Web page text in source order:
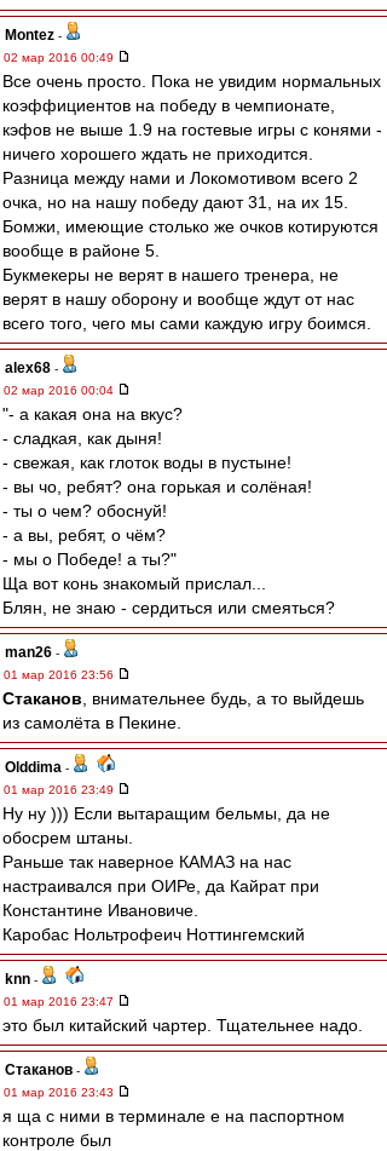
Montez -
02 мар 2016 00:49
Все очень просто. Пока не увидим нормальных
коэффициентов на победу в чемпионате,
кэфов не выше 1.9 на гостевые игры с конями -
ничего хорошего ждать не приходится.
Разница между нами и Локомотивом всего 2
очка, но на нашу победу дают 31, на их 15.
Бомжи, имеющие столько же очков котируются
вообще в районе 5.
Букмекеры не верят в нашего тренера, не
верят в нашу оборону и вообще ждут от нас
всего того, чего мы сами каждую игру боимся.
alex68 -
02 мар 2016 00:04
"- а какая она на вкус?
- сладкая, как дыня!
- свежая, как глоток воды в пустыне!
- вы чо, ребят? она горькая и солёная!
- ты о чем? обоснуй!
- а вы, ребят, о чём?
- мы о Победе! а ты?"
Ща вот конь знакомый прислал...
Блян, не знаю - сердиться или смеяться?
man26 -
01 мар 2016 23:56
Cтаканов , внимательнее будь, а то выйдешь
из самолёта в Пекине.
Olddima -
01 мар 2016 23:49
Ну ну ))) Если вытаращим бельмы, да не
обосрем штаны.
Раньше так наверное КАМАЗ на нас
настраивался при ОИРе, да Кайрат при
Константине Ивановиче.
Каробас Нольтрофеич Ноттингемский
knn -
01 мар 2016 23:47
это был китайский чартер. Тщательнее надо.
Cтаканов -
01 мар 2016 23:43
я ща с ними в терминале е на паспортном
контроле был